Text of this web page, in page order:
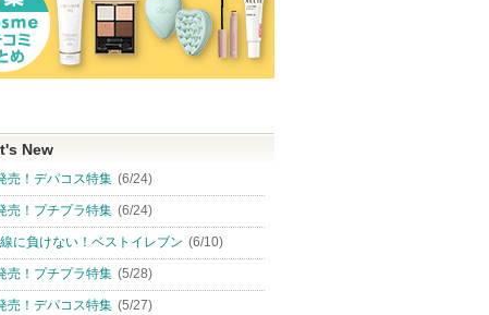
New
売！デパコス特集 (6/24)
売！プチプラ特集 (6/24)
に負けない！ベストイレブン (6/10)
売！プチプラ特集 (5/28)
売！デパコス特集 (5/27)